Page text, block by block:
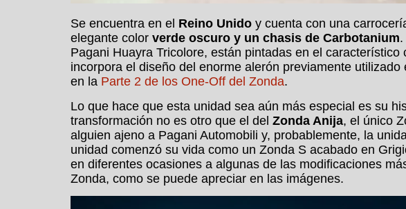
Se encuentra en el Reino Unido y cuenta con una
elegante color verde oscuro y un chasis de Carbotanium
Pagani Huayra Tricolore, están pintadas en el característico
incorpora el diseño del enorme alerón previamente
en la Parte 2 de los One-Off del Zonda.
Lo que hace que esta unidad sea aún más especial es su
transformación no es otro que el del Zonda Anija, el único
alguien ajeno a Pagani Automobili y, probablemente, la
unidad comenzó su vida como un Zonda S acabado en
en diferentes ocasiones a algunas de las modificaciones
Zonda, como se puede apreciar en las imágenes.